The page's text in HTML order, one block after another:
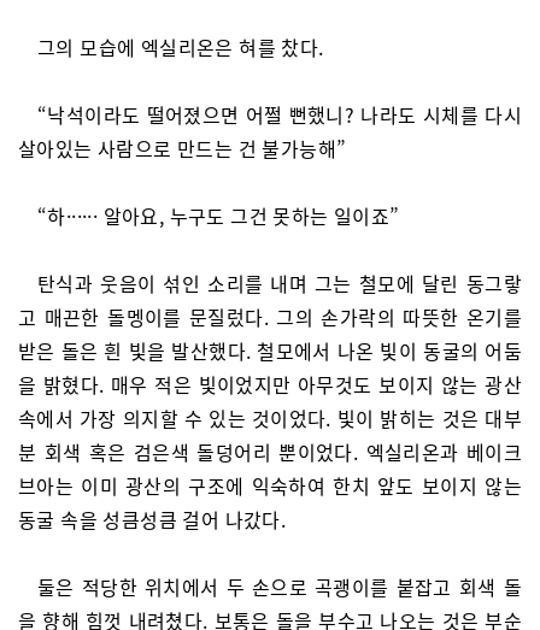
그의 모습에 엑실리온은 혀를 찼다.
“낙석이라도 떨어졌으면 어쩔 뻔했니? 나라도 시체를 다시
살아있는 사람으로 만드는 건 불가능해”
“하······ 알아요, 누구도 그건 못하는 일이죠”
탄식과 웃음이 섞인 소리를 내며 그는 철모에 달린 동그랗
고 매끈한 돌멩이를 문질렀다. 그의 손가락의 따뜻한 온기를
받은 돌은 흰 빛을 발산했다. 철모에서 나온 빛이 동굴의 어둠
을 밝혔다. 매우 적은 빛이었지만 아무것도 보이지 않는 광산
속에서 가장 의지할 수 있는 것이었다. 빛이 밝히는 것은 대부
분 회색 혹은 검은색 돌덩어리 뿐이었다. 엑실리온과 베이크
브아는 이미 광산의 구조에 익숙하여 한치 앞도 보이지 않는
동굴 속을 성큼성큼 걸어 나갔다.
둘은 적당한 위치에서 두 손으로 곡괭이를 붙잡고 회색 돌
을 향해 힘껏 내려쳤다. 보통은 돌을 부수고 나오는 것은 부순